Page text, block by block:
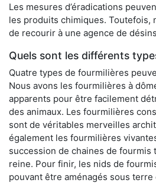
Les mesures d’éradications
les produits chimiques. Toutefois,
de recourir à une agence de
Quels sont les différents
Quatre types de fourmilières
Nous avons les fourmilières à
apparents pour être facilement
des animaux. Les fourmilières
sont de véritables merveilles
également les fourmilières
succession de chaines de fourmis
reine. Pour finir, les nids de
pouvant être aménagés sous